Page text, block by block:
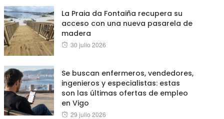
La Praia da Fontaiña recupera su
acceso con una nueva pasarela de
madera
Posted
30 julio 2026
Se buscan enfermeros, vendedores,
ingenieros y especialistas: estas
son las últimas ofertas de empleo
en Vigo
Posted
29 julio 2026